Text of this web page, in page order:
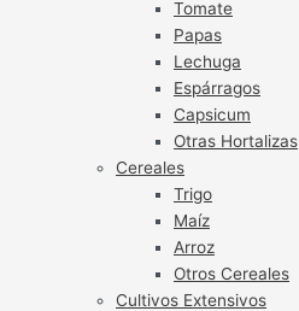
Tomate
Papas
Lechuga
Espárragos
Capsicum
Otras Hortalizas
Cereales
Trigo
Maíz
Arroz
Otros Cereales
Cultivos Extensivos